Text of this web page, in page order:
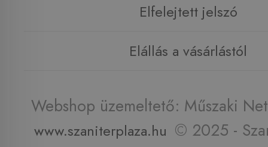
Elfelejtett jelszó
Elállás a vásárlástól
Webshop üzemeltető: Műszaki
www.szaniterplaza.hu © 2025 -